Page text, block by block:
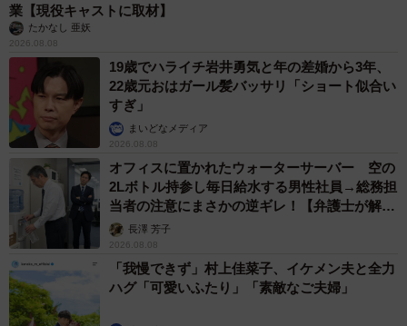
業【現役キャストに取材】
たかなし 亜妖
2026.08.08
19歳でハライチ岩井勇気と年の差婚から3年、
22歳元おはガール髪バッサリ「ショート似合い
すぎ」
まいどなメディア
2026.08.08
オフィスに置かれたウォーターサーバー 空の
2Lボトル持参し毎日給水する男性社員→総務担
当者の注意にまさかの逆ギレ！【弁護士が解
説】長澤 芳子
2026.08.08
「我慢できず」村上佳菜子、イケメン夫と全力
ハグ「可愛いふたり」「素敵なご夫婦」